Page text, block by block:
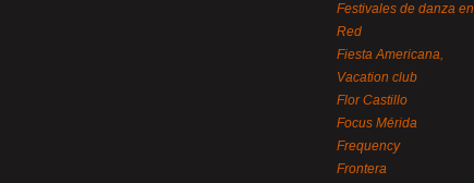
Festivales de danza en
Red
Fiesta Americana,
Vacation club
Flor Castillo
Focus Mérida
Frequency
Frontera